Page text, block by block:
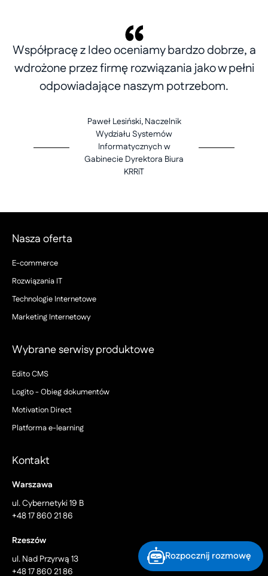
Współpracę z Ideo oceniamy bardzo dobrze, a
wdrożone przez firmę rozwiązania jako w pełni
odpowiadające naszym potrzebom.
Paweł Lesiński, Naczelnik
Wydziału Systemów
Informatycznych w
Gabinecie Dyrektora Biura
KRRiT
Nasza oferta
E-commerce
Rozwiązania IT
Technologie Internetowe
Marketing Internetowy
Wybrane serwisy produktowe
Edito CMS
Logito - Obieg dokumentów
Motivation Direct
Platforma e-learning
Kontakt
Warszawa
ul. Cybernetyki 19 B
+48 17 860 21 86
Rzeszów
ul. Nad Przyrwą 13
+48 17 860 21 86
Rozpocznij rozmowę